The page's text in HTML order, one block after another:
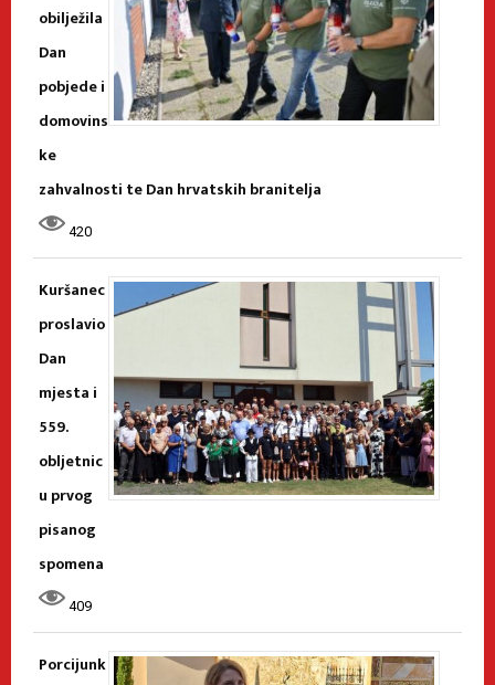
obilježila
Dan
pobjede i
domovins
ke
zahvalnosti te Dan hrvatskih branitelja
420
Kuršanec
proslavio
Dan
mjesta i
559.
obljetnic
u prvog
pisanog
spomena
409
Porcijunk